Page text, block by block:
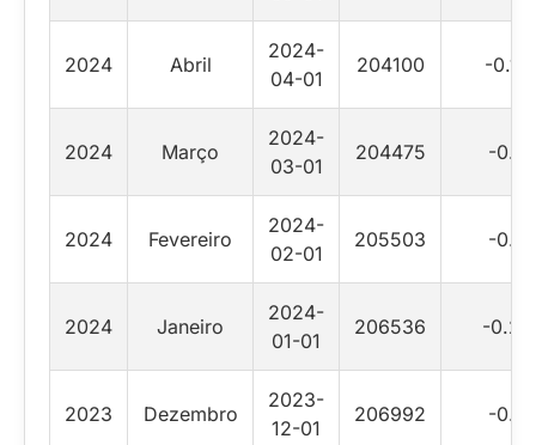
2024 Abril
2024-
04-01
204100 -0.18
2024 Março
2024-
03-01
204475 -0.5
2024 Fevereiro
2024-
02-01
205503 -0.5
2024 Janeiro
2024-
01-01
206536 -0.22
2023 Dezembro
2023-
12-01
206992 -0.5